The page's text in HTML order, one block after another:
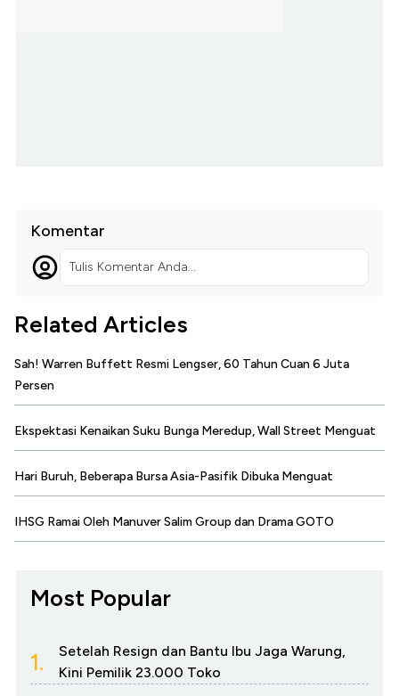
Komentar
Tulis Komentar Anda...
Related Articles
Sah! Warren Buffett Resmi Lengser, 60 Tahun Cuan 6 Juta
Persen
Ekspektasi Kenaikan Suku Bunga Meredup, Wall Street Menguat
Hari Buruh, Beberapa Bursa Asia-Pasifik Dibuka Menguat
IHSG Ramai Oleh Manuver Salim Group dan Drama GOTO
Most Popular
1.
Setelah Resign dan Bantu Ibu Jaga Warung,
Kini Pemilik 23.000 Toko